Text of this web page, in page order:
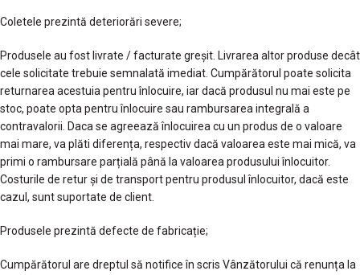
Coletele prezintă deteriorări severe;
Produsele au fost livrate / facturate greșit. Livrarea altor produse decât
cele solicitate trebuie semnalată imediat. Cumpărătorul poate solicita
returnarea acestuia pentru înlocuire, iar dacă produsul nu mai este pe
stoc, poate opta pentru înlocuire sau rambursarea integrală a
contravalorii. Daca se agreează înlocuirea cu un produs de o valoare
mai mare, va plăti diferența, respectiv dacă valoarea este mai mică, va
primi o rambursare parțială până la valoarea produsului înlocuitor.
Costurile de retur și de transport pentru produsul înlocuitor, dacă este
cazul, sunt suportate de client.
Produsele prezintă defecte de fabricație;
Cumpărătorul are dreptul să notifice în scris Vânzătorului că renunța la